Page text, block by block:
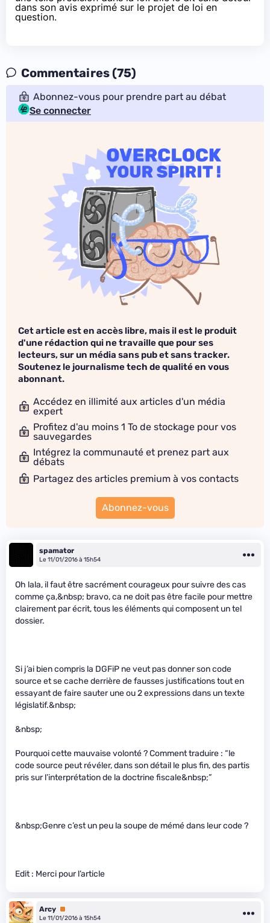
dans son avis exprimé sur le projet de loi en
question.
Commentaires (75)
Abonnez-vous pour prendre part au débat
Se connecter
Cet article est en accès libre, mais il est le produit
d'une rédaction qui ne travaille que pour ses
lecteurs, sur un média sans pub et sans tracker.
Soutenez le journalisme tech de qualité en vous
abonnant.
Accédez en illimité aux articles d'un média
expert
Profitez d'au moins 1 To de stockage pour vos
sauvegardes
Intégrez la communauté et prenez part aux
débats
Partagez des articles premium à vos contacts
Abonnez-vous
spamator
Le 11/01/2016 à 15h54
Oh lala, il faut être sacrément courageux pour suivre des cas
comme ça,&nbsp; bravo, ca ne doit pas être facile pour mettre
clairement par écrit, tous les éléments qui composent un tel
dossier.
Si j’ai bien compris la DGFiP ne veut pas donner son code
source et se cache derrière de fausses justifications tout en
essayant de faire sauter une ou 2 expressions dans un texte
législatif.&nbsp;
&nbsp;
Pourquoi cette mauvaise volonté ? Comment traduire : “le
code source peut révéler, dans son détail le plus fin, des partis
pris sur l’interprétation de la doctrine fiscale&nbsp;”
&nbsp;Genre c’est un peu la soupe de mémé dans leur code ?
Edit : Merci pour l’article
Arcy Premium
Le 11/01/2016 à 15h54